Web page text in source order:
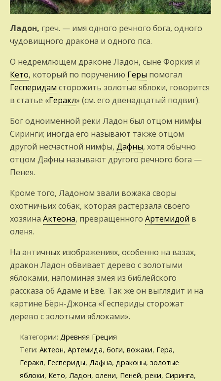
Ладон, греч. — имя одного речного бога, одного
чудовищного дракона и одного пса.
О недремлющем драконе Ладон, сыне Форкия и
Кето, который по поручению Геры помогал
Гесперидам сторожить золотые яблоки, говорится
в статье «Геракл» (см. его двенадцатый подвиг).
Бог одноименной реки Ладон был отцом нимфы
Сиринги; иногда его называют также отцом
другой несчастной нимфы, Дафны, хотя обычно
отцом Дафны называют другого речного бога —
Пенея.
Кроме того, Ладоном звали вожака своры
охотничьих собак, которая растерзала своего
хозяина Актеона, превращенного Артемидой в
оленя.
На античных изображениях, особенно на вазах,
дракон Ладон обвивает дерево с золотыми
яблоками, напоминая змея из библейского
рассказа об Адаме и Еве. Так же он выглядит и на
картине Бёрн-Джонса «Геспериды сторожат
дерево с золотыми яблоками».
Категории: Древняя Греция
Теги: Актеон, Артемида, боги, вожаки, Гера,
Геракл, Геспериды, Дафна, драконы, золотые
яблоки, Кето, Ладон, олени, Пеней, реки, Сиринга,